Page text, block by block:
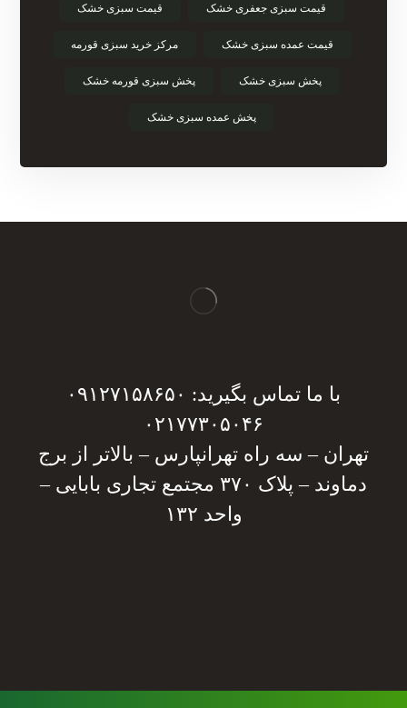
قیمت سبزی جعفری خشک قیمت سبزی خشک
قیمت عمده سبزی خشک مرکز خرید سبزی قورمه
پخش سبزی خشک پخش سبزی قورمه خشک
پخش عمده سبزی خشک
با ما تماس بگیرید: ۰۹۱۲۷۱۵۸۶۵۰
۰۲۱۷۷۳۰۵۰۴۶
تهران – سه راه تهرانپارس – بالاتر از برج
دماوند – پلاک ۳۷۰ مجتمع تجاری بابایی –
واحد ۱۳۲